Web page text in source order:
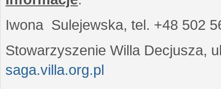
Iwona Sulejewska, tel. +48 502
Stowarzyszenie Willa Decjusza,
saga.villa.org.pl